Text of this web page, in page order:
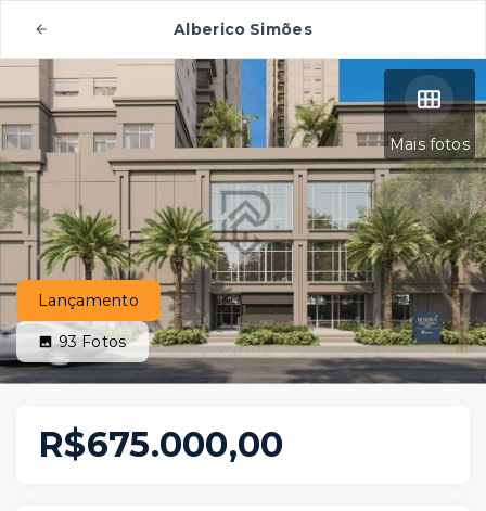
Alberico Simões
Mais fotos
Lançamento
93 Fotos
R$675.000,00